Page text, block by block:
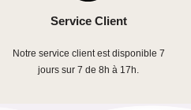
Service Client
Notre service client est disponible 7
jours sur 7 de 8h à 17h.